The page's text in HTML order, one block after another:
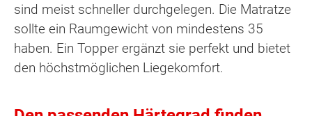
sind meist schneller durchgelegen. Die Matratze
sollte ein Raumgewicht von mindestens 35
haben. Ein Topper ergänzt sie perfekt und bietet
den höchstmöglichen Liegekomfort.